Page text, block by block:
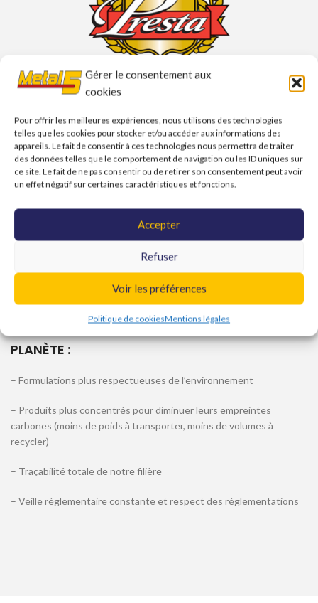
Gérer le consentement aux
cookies
Pour offrir les meilleures expériences, nous utilisons des technologies
telles que les cookies pour stocker et/ou accéder aux informations des
appareils. Le fait de consentir à ces technologies nous permettra de traiter
des données telles que le comportement de navigation ou les ID uniques sur
ce site. Le fait de ne pas consentir ou de retirer son consentement peut avoir
un effet négatif sur certaines caractéristiques et fonctions.
Accepter
Refuser
Voir les préférences
Politique de cookiesMentions légales
LEURS POINTS COMMUNS
– Une recherche permanente des dernières technologies
– Une simplicité d’utilisation
NOTRE DÉMARCHE DE CERTIFICATION ISO
14001 NOUS ENGAGE À FAIRE PLUS POUR NOTRE
PLANÈTE :
– Formulations plus respectueuses de l’environnement
– Produits plus concentrés pour diminuer leurs empreintes
carbones (moins de poids à transporter, moins de volumes à
recycler)
– Traçabilité totale de notre filière
– Veille réglementaire constante et respect des réglementations